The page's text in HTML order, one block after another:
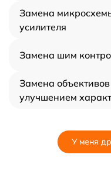
Замена
усилителя
Замена шим
Замена объективов
улучшением
У меня